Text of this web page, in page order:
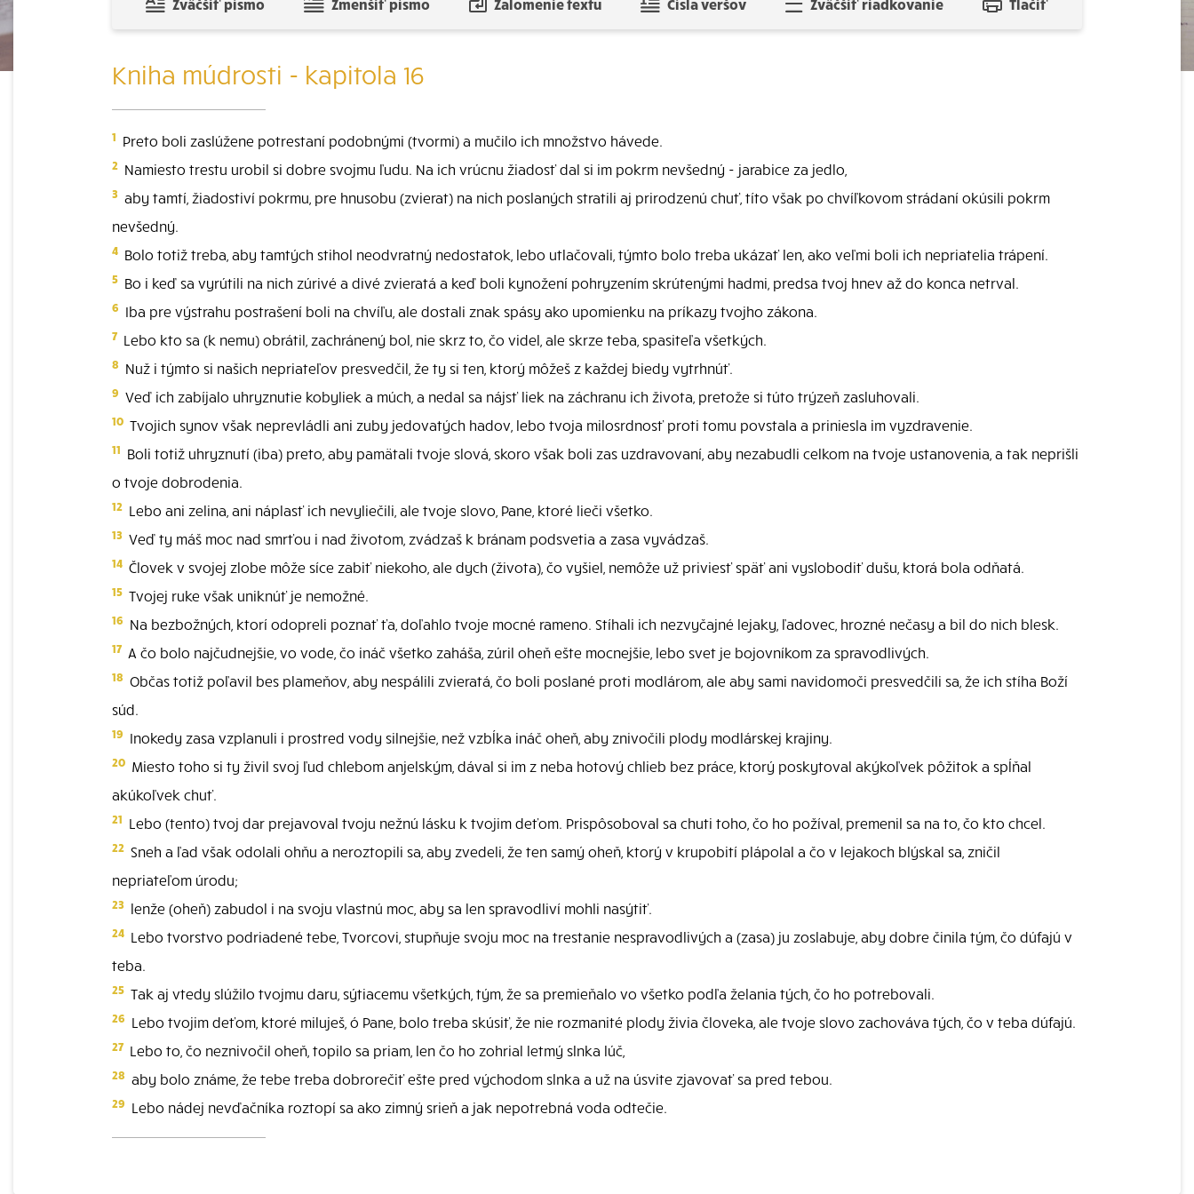
Kniha múdrosti - kapitola 16
1 Preto boli zaslúžene potrestaní podobnými (tvormi) a mučilo ich množstvo hávede.
2 Namiesto trestu urobil si dobre svojmu ľudu. Na ich vrúcnu žiadosť dal si im pokrm nevšedný - jarabice za jedlo,
3 aby tamtí, žiadostiví pokrmu, pre hnusobu (zvierat) na nich poslaných stratili aj prirodzenú chuť, títo však po chvíľkovom strádaní okúsili pokrm
nevšedný.
4 Bolo totiž treba, aby tamtých stihol neodvratný nedostatok, lebo utlačovali, týmto bolo treba ukázať len, ako veľmi boli ich nepriatelia trápení.
5 Bo i keď sa vyrútili na nich zúrivé a divé zvieratá a keď boli kynožení pohryzením skrútenými hadmi, predsa tvoj hnev až do konca netrval.
6 Iba pre výstrahu postrašení boli na chvíľu, ale dostali znak spásy ako upomienku na príkazy tvojho zákona.
7 Lebo kto sa (k nemu) obrátil, zachránený bol, nie skrz to, čo videl, ale skrze teba, spasiteľa všetkých.
8 Nuž i týmto si našich nepriateľov presvedčil, že ty si ten, ktorý môžeš z každej biedy vytrhnúť.
9 Veď ich zabíjalo uhryznutie kobyliek a múch, a nedal sa nájsť liek na záchranu ich života, pretože si túto trýzeň zasluhovali.
10 Tvojich synov však neprevládli ani zuby jedovatých hadov, lebo tvoja milosrdnosť proti tomu povstala a priniesla im vyzdravenie.
11 Boli totiž uhryznutí (iba) preto, aby pamätali tvoje slová, skoro však boli zas uzdravovaní, aby nezabudli celkom na tvoje ustanovenia, a tak neprišli
o tvoje dobrodenia.
12 Lebo ani zelina, ani náplasť ich nevyliečili, ale tvoje slovo, Pane, ktoré lieči všetko.
13 Veď ty máš moc nad smrťou i nad životom, zvádzaš k bránam podsvetia a zasa vyvádzaš.
14 Človek v svojej zlobe môže síce zabiť niekoho, ale dych (života), čo vyšiel, nemôže už priviesť späť ani vyslobodiť dušu, ktorá bola odňatá.
15 Tvojej ruke však uniknúť je nemožné.
16 Na bezbožných, ktorí odopreli poznať ťa, doľahlo tvoje mocné rameno. Stíhali ich nezvyčajné lejaky, ľadovec, hrozné nečasy a bil do nich blesk.
17 A čo bolo najčudnejšie, vo vode, čo ináč všetko zaháša, zúril oheň ešte mocnejšie, lebo svet je bojovníkom za spravodlivých.
18 Občas totiž poľavil bes plameňov, aby nespálili zvieratá, čo boli poslané proti modlárom, ale aby sami navidomoči presvedčili sa, že ich stíha Boží
súd.
19 Inokedy zasa vzplanuli i prostred vody silnejšie, než vzbĺka ináč oheň, aby znivočili plody modlárskej krajiny.
20 Miesto toho si ty živil svoj ľud chlebom anjelským, dával si im z neba hotový chlieb bez práce, ktorý poskytoval akýkoľvek pôžitok a spĺňal
akúkoľvek chuť.
21 Lebo (tento) tvoj dar prejavoval tvoju nežnú lásku k tvojim deťom. Prispôsoboval sa chuti toho, čo ho požíval, premenil sa na to, čo kto chcel.
22 Sneh a ľad však odolali ohňu a neroztopili sa, aby zvedeli, že ten samý oheň, ktorý v krupobití plápolal a čo v lejakoch blýskal sa, zničil
nepriateľom úrodu;
23 lenže (oheň) zabudol i na svoju vlastnú moc, aby sa len spravodliví mohli nasýtiť.
24 Lebo tvorstvo podriadené tebe, Tvorcovi, stupňuje svoju moc na trestanie nespravodlivých a (zasa) ju zoslabuje, aby dobre činila tým, čo dúfajú v
teba.
25 Tak aj vtedy slúžilo tvojmu daru, sýtiacemu všetkých, tým, že sa premieňalo vo všetko podľa želania tých, čo ho potrebovali.
26 Lebo tvojim deťom, ktoré miluješ, ó Pane, bolo treba skúsiť, že nie rozmanité plody živia človeka, ale tvoje slovo zachováva tých, čo v teba dúfajú.
27 Lebo to, čo neznivočil oheň, topilo sa priam, len čo ho zohrial letmý slnka lúč,
28 aby bolo známe, že tebe treba dobrorečiť ešte pred východom slnka a už na úsvite zjavovať sa pred tebou.
29 Lebo nádej nevďačníka roztopí sa ako zimný srieň a jak nepotrebná voda odtečie.